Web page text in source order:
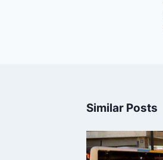
Similar Posts